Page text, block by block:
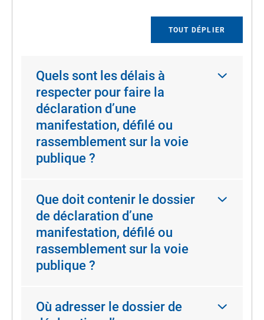
TOUT DÉPLIER
Quels sont les délais à
respecter pour faire la
déclaration d’une
manifestation, défilé ou
rassemblement sur la voie
publique ?
Que doit contenir le dossier
de déclaration d’une
manifestation, défilé ou
rassemblement sur la voie
publique ?
Où adresser le dossier de